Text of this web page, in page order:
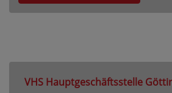
VHS Hauptgeschäftsstelle